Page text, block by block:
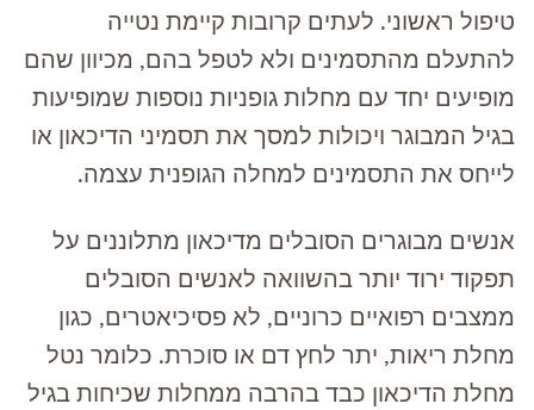
טיפול ראשוני. לעתים קרובות קיימת נטייה
להתעלם מהתסמינים ולא לטפל בהם, מכיוון שהם
מופיעים יחד עם מחלות גופניות נוספות שמופיעות
בגיל המבוגר ויכולות למסך את תסמיני הדיכאון או
לייחס את התסמינים למחלה הגופנית עצמה.
אנשים מבוגרים הסובלים מדיכאון מתלוננים על
תפקוד ירוד יותר בהשוואה לאנשים הסובלים
ממצבים רפואיים כרוניים, לא פסיכיאטרים, כגון
מחלת ריאות, יתר לחץ דם או סוכרת. כלומר נטל
מחלת הדיכאון כבד בהרבה ממחלות שכיחות בגיל